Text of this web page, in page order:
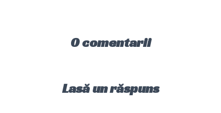
0 comentarii
Lasă un răspuns